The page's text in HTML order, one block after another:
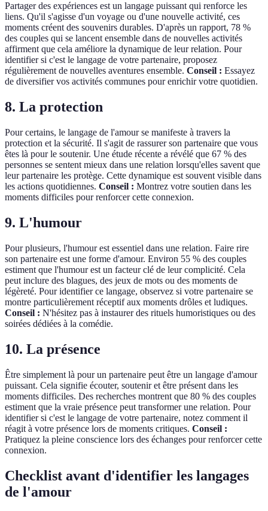
Partager des expériences est un langage puissant qui renforce les
liens. Qu'il s'agisse d'un voyage ou d'une nouvelle activité, ces
moments créent des souvenirs durables. D'après un rapport, 78 %
des couples qui se lancent ensemble dans de nouvelles activités
affirment que cela améliore la dynamique de leur relation. Pour
identifier si c'est le langage de votre partenaire, proposez
régulièrement de nouvelles aventures ensemble. Conseil : Essayez
de diversifier vos activités communes pour enrichir votre quotidien.
8. La protection
Pour certains, le langage de l'amour se manifeste à travers la
protection et la sécurité. Il s'agit de rassurer son partenaire que vous
êtes là pour le soutenir. Une étude récente a révélé que 67 % des
personnes se sentent mieux dans une relation lorsqu'elles savent que
leur partenaire les protège. Cette dynamique est souvent visible dans
les actions quotidiennes. Conseil : Montrez votre soutien dans les
moments difficiles pour renforcer cette connexion.
9. L'humour
Pour plusieurs, l'humour est essentiel dans une relation. Faire rire
son partenaire est une forme d'amour. Environ 55 % des couples
estiment que l'humour est un facteur clé de leur complicité. Cela
peut inclure des blagues, des jeux de mots ou des moments de
légèreté. Pour identifier ce langage, observez si votre partenaire se
montre particulièrement réceptif aux moments drôles et ludiques.
Conseil : N'hésitez pas à instaurer des rituels humoristiques ou des
soirées dédiées à la comédie.
10. La présence
Être simplement là pour un partenaire peut être un langage d'amour
puissant. Cela signifie écouter, soutenir et être présent dans les
moments difficiles. Des recherches montrent que 80 % des couples
estiment que la vraie présence peut transformer une relation. Pour
identifier si c'est le langage de votre partenaire, notez comment il
réagit à votre présence lors de moments critiques. Conseil :
Pratiquez la pleine conscience lors des échanges pour renforcer cette
connexion.
Checklist avant d'identifier les langages
de l'amour